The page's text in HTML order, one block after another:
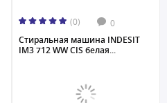
(0) 0
Стиральная машина INDESIT
IM3 712 WW CIS белая...